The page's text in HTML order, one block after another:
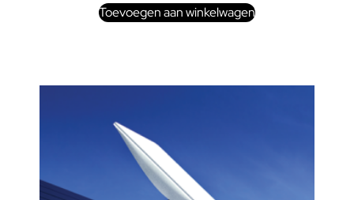
Toevoegen aan winkelwagen